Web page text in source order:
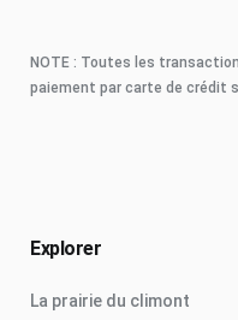
NOTE : Toutes les
paiement par carte de crédit
Explorer
La prairie du climont